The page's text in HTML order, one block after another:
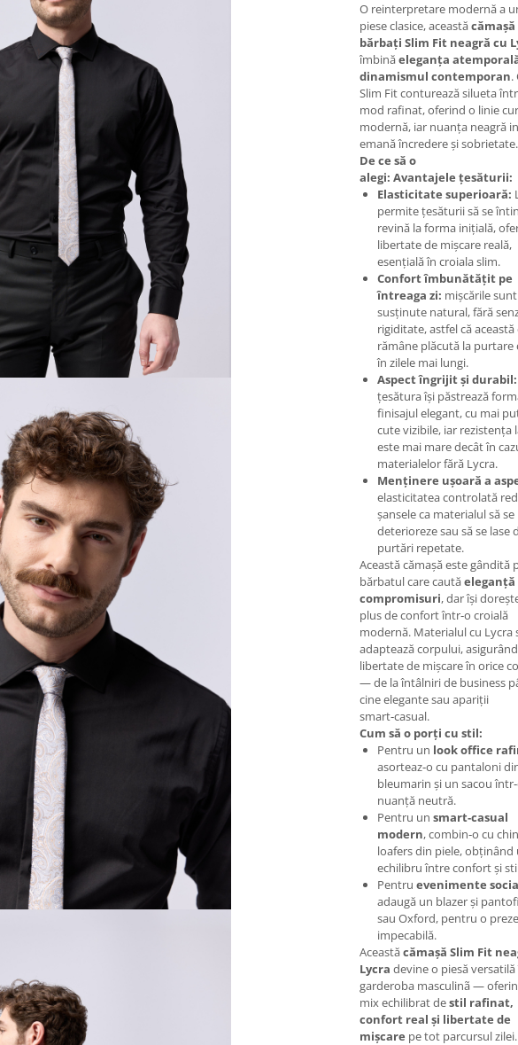
O reinterpretare modernă a
piese clasice, aceastăcămașă
bărbați Slim Fit neagră cu
îmbinăeleganța
dinamismul contemporan.
Slim Fit conturează silueta
mod rafinat, oferind o linie
modernă, iar nuanța neagră
emană încredere și sobrietate.
De ce să o
alegi: Avantajele țesăturii:
Elasticitate superioară:
permite țesăturii să se
revină la forma inițială,
libertate de mișcare reală,
esențială în croiala slim.
Confort îmbunătățit pe
întreaga zi: mișcările sunt
susținute natural, fără
rigiditate, astfel că această
rămâne plăcută la purtare
în zilele mai lungi.
Aspect îngrijit și durabil:
țesătura își păstrează
finisajul elegant, cu mai
cute vizibile, iar rezistența
este mai mare decât în
materialelor fără Lycra.
Menținere ușoară a
elasticitatea controlată
șansele ca materialul să se
deterioreze sau să se lase
purtări repetate.
Această cămașă este gândită
bărbatul care caută
compromisuri, dar își
plus de confort într‑o croială
modernă. Materialul cu Lycra
adaptează corpului, asigurând
libertate de mișcare în orice
— de la întâlniri de business
cine elegante sau apariții
smart‑casual.
Cum să o porți cu stil:
Pentru un look office
asorteaz‑o cu pantaloni
bleumarin și un sacou
nuanță neutră.
Pentru un smart‑casual
modern, combin‑o cu
loafers din piele, obținând
echilibru între confort și
Pentru evenimente
adaugă un blazer și
sau Oxford, pentru o
impecabilă.
Aceastăcămașă Slim Fit
Lycra devine o piesă versatilă
garderoba masculinã —
mix echilibrat destil rafinat,
confort real și libertate de
mișcare pe tot parcursul zilei.